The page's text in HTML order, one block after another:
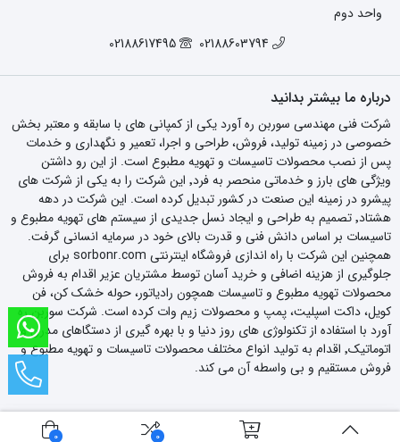
واحد دوم
02188603794
02188617495
درباره ما بیشتر بدانید
شرکت فنی مهندسی سوربن ره آورد یکی از کمپانی های با سابقه و معتبر بخش
خصوصی در زمینه تولید، فروش، طراحی و اجرا، تعمیر و نگهداری و خدمات
پس از نصب محصولات تاسیسات و تهویه مطبوع است. از این رو داشتن
ویژگی های بارز و خدماتی منحصر به فرد٬ این شرکت را به یکی از شرکت های
پیشرو در زمینه این صنعت در کشور تبدیل کرده است. این شرکت در دهه
هشتاد٬ تصمیم به طراحی و ایجاد نسل جدیدی از سیستم های تهویه مطبوع و
تاسیسات بر اساس دانش فنی و قدرت بالای خود در سرمایه انسانی گرفت.
همچنین این شرکت با راه اندازی فروشگاه اینترنتی sorbonr.com برای
جلوگیری از هزینه اضافی و خرید آسان توسط مشتریان عزیر اقدام به فروش
محصولات تهویه مطبوع و تاسیسات همچون رادیاتور، حوله خشک کن، فن
کویل، داکت اسپلیت، پمپ و محصولات زیم وات کرده است. شرکت سوربن ره
آورد با استفاده از تکنولوژی های روز دنیا و با بهره گیری از دستگاهای مدرن و
اتوماتیک٬ اقدام به تولید انواع مختلف محصولات تاسیسات و تهویه مطبوع و
فروش مستقیم و بی واسطه آن می کند.
0
0